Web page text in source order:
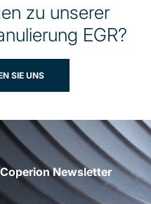
zu unserer
EGR?
SIE UNS
Newsletter